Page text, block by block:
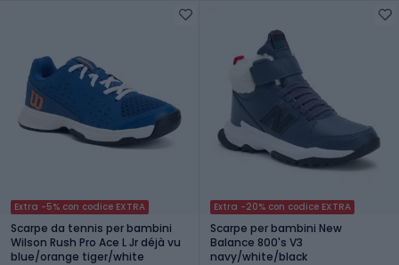
Extra -5% con codice EXTRA
Scarpe da tennis per bambini
Wilson Rush Pro Ace L Jr déjà vu
blue/orange tiger/white
Extra -20% con codice EXTRA
Scarpe per bambini New
Balance 800's V3
navy/white/black